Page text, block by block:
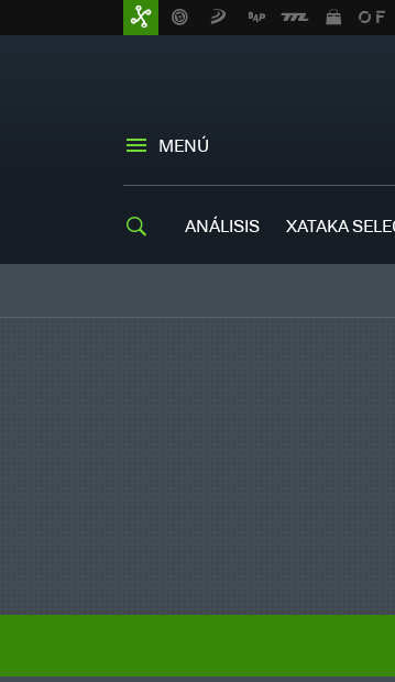
MENÚ
ANÁLISIS XATAKA